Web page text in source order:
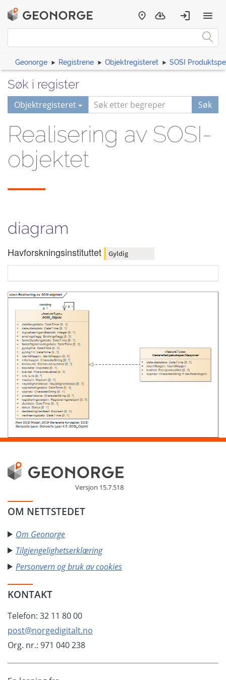
Geonorge Registrene Objektregisteret SOSI
Søk i register
Objektregisteret Søk
Realisering av SOSI-
objektet
diagram
Havforskningsinstituttet Gyldig